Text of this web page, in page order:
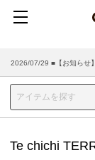
2026/07/29 ■【お知らせ
Te chichi